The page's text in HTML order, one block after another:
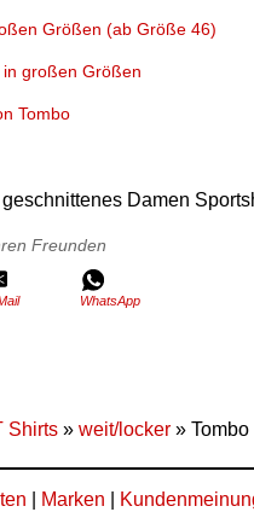
Größen (ab Größe 46)
großen Größen
Tombo
Damen
Freunden
WhatsApp
Shirts » weit/locker »
Marken